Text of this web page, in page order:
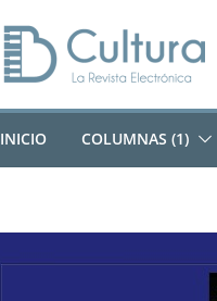
INICIO COLUMNAS (1)